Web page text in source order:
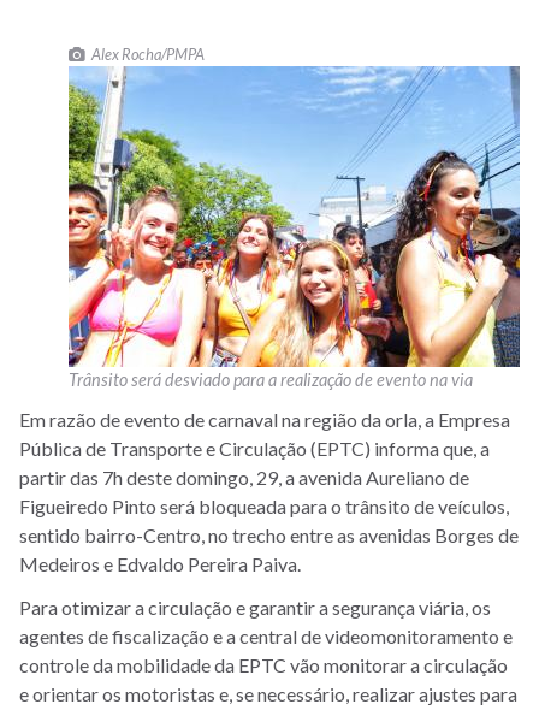
Alex Rocha/PMPA
Trânsito será desviado para a realização de evento na via
Em razão de evento de carnaval na região da orla, a Empresa
Pública de Transporte e Circulação (EPTC) informa que, a
partir das 7h deste domingo, 29, a avenida Aureliano de
Figueiredo Pinto será bloqueada para o trânsito de veículos,
sentido bairro-Centro, no trecho entre as avenidas Borges de
Medeiros e Edvaldo Pereira Paiva.
Para otimizar a circulação e garantir a segurança viária, os
agentes de fiscalização e a central de videomonitoramento e
controle da mobilidade da EPTC vão monitorar a circulação
e orientar os motoristas e, se necessário, realizar ajustes para